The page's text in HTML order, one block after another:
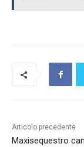
Articolo precedente
Maxisequestro